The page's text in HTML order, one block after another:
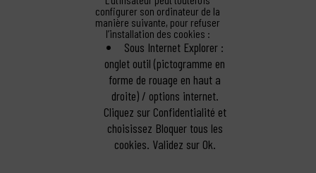
configurer son ordinateur de la
manière suivante, pour refuser
l’installation des cookies :
Sous Internet Explorer :
onglet outil (pictogramme en
forme de rouage en haut a
droite) / options internet.
Cliquez sur Confidentialité et
choisissez Bloquer tous les
cookies. Validez sur Ok.